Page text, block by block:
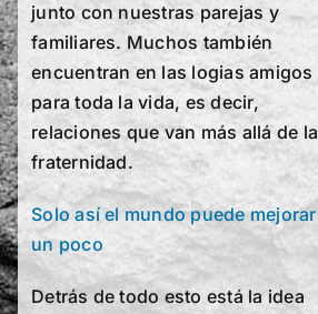
junto con nuestras parejas y
familiares. Muchos también
encuentran en las logias amigos
para toda la vida, es decir,
relaciones que van más allá de la
fraternidad.
Solo así el mundo puede mejorar
un poco
Detrás de todo esto está la idea